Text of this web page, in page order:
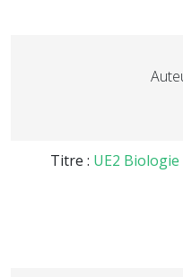
Titre : UE2